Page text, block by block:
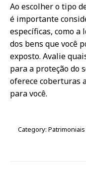
Ao escolher o tipo
é importante
específicas, como a
dos bens que você
exposto. Avalie
para a proteção do
oferece coberturas
para você.
Category: